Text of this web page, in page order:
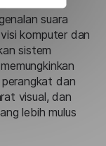
suara
komputer dan
sistem
dan
visual, dan
lebih mulus